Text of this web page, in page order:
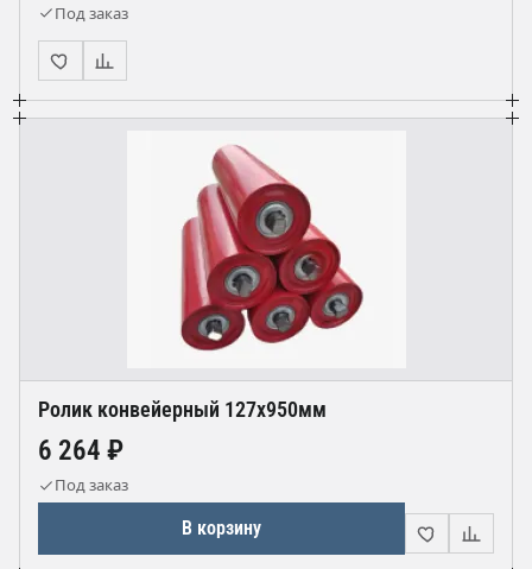
Под заказ
Ролик конвейерный 127х950мм
6 264 ₽
Под заказ
В корзину